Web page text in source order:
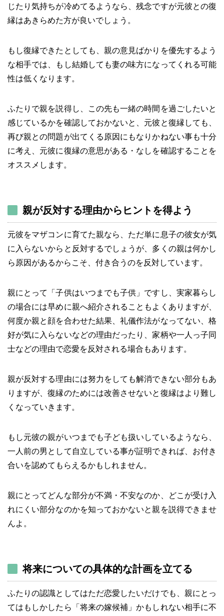
じたり気持ちが冷めてるようなら、残念ですが元彼との復
縁はあきらめた方が良いでしょう。
もし復縁できたとしても、親の意見ばかりを優先するよう
な相手では、もし結婚しても妻の味方になってくれる可能
性は低くなります。
ふたりで親を説得し、この先も一緒の時間を過ごしたいと
感じているかを確認しておかないと、元彼と復縁しても、
再び親との問題が出てくる原因にもなりかねない事も十分
に考え、元彼に復縁の意思がある・なしを確認することを
オススメします。
親が反対する理由からヒントを得よう
元彼をマザコンに育てた親なら、ただ単に息子の彼女が気
に入らないからと反対するでしょうが、多くの親は何かし
ら原因があるからこそ、付き合うのを反対しています。
親にとって「子供はいつまでも子供」ですし、実家暮らし
の場合には早めに親へ紹介されることもよくありますが、
何度か親と顔を合わせた結果、礼儀作法がなってない、格
好が気に入らないなどの理由だったり、家柄や一人っ子同
士などの理由で恋愛を反対される場合もあります。
親が反対する理由には努力をしても解消できない部分もあ
りますが、復縁のためには改善させないと復縁はより難し
くなっていきます。
もし元彼の親がいつまでも子ども扱いしているようなら、
一人前の男として自立している事が証明できれば、お付き
合いを認めてもらえるかもしれません。
親にとってどんな部分が不満・不安なのか、どこが受け入
れにくい部分なのかを知っておかないと親を説得できませ
んよ。
将来についての具体的な計画を立てる
ふたりの認識としてはただ恋愛したいだけでも、親にとっ
てはもしかしたら「将来の嫁候補」かもしれない相手に不